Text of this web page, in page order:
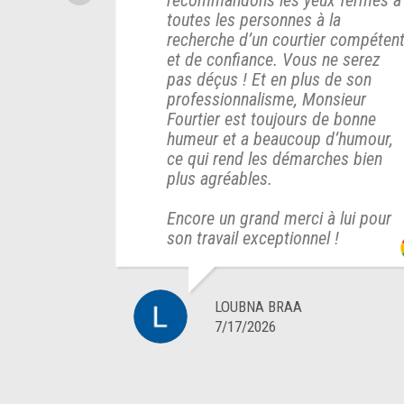
toutes les personnes à la
recherche d’un courtier compétent
et de confiance. Vous ne serez
pas déçus ! Et en plus de son
professionnalisme, Monsieur
Fourtier est toujours de bonne
humeur et a beaucoup d’humour,
ce qui rend les démarches bien
plus agréables.
Encore un grand merci à lui pour
son travail exceptionnel !
LOUBNA BRAA
7/17/2026